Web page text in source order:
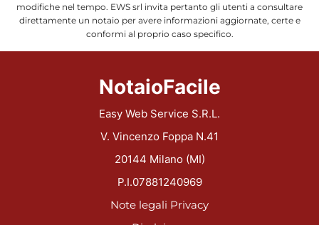
modifiche nel tempo. EWS srl invita pertanto gli utenti a consultare
direttamente un notaio per avere informazioni aggiornate, certe e
conformi al proprio caso specifico.
NotaioFacile
Easy Web Service S.R.L.
V. Vincenzo Foppa N.41
20144 Milano (MI)
P.I.07881240969
Note legali Privacy